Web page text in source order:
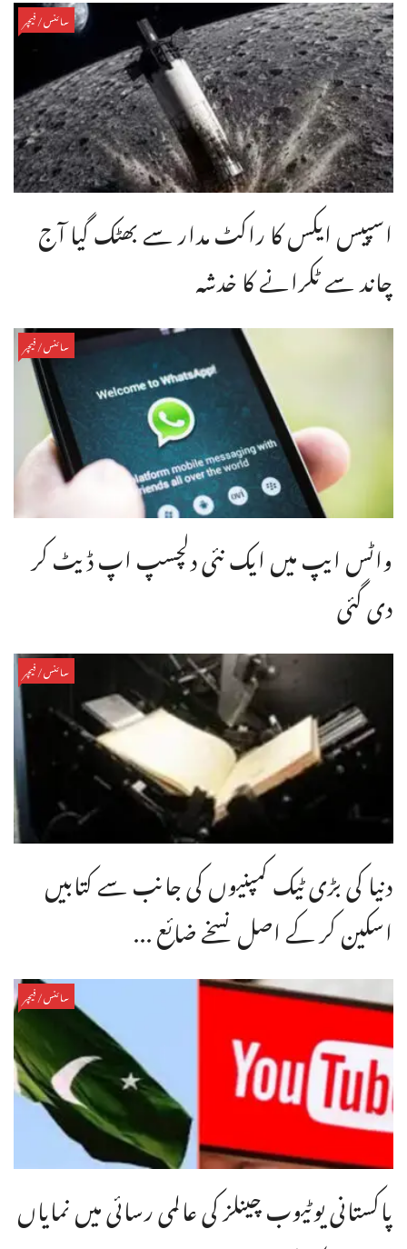
سائنس/فیچر
اسپیس ایکس کا راکٹ مدار سے بھٹک گیا آج
چاند سے ٹکرانے کا خدشہ
سائنس/فیچر
واٹس ایپ میں ایک نئی دلچسپ اپ ڈیٹ کر
دی گئی
سائنس/فیچر
دنیا کی بڑی ٹیک کمپنیوں کی جانب سے کتابیں
اسکین کر کے اصل نسخے ضائع ...
سائنس/فیچر
پاکستانی یوٹیوب چینلز کی عالمی رسائی میں نمایاں